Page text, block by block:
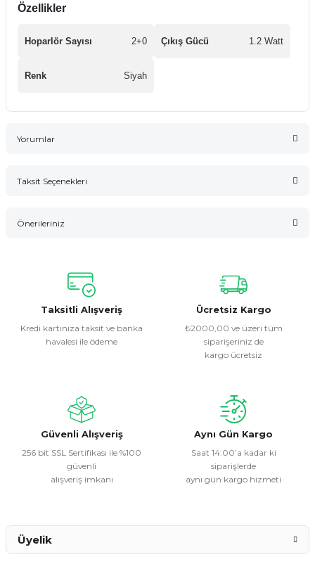
Özellikler
Hoparlör Sayısı 2+0 Çıkış Gücü 1.2 Watt
Renk Siyah
Yorumlar
Taksit Seçenekleri
Önerileriniz
konularda yetersiz gördüğünüz noktaları öneri formunu
kullanarak tarafımıza iletebilirsiniz.
Görüş ve önerileriniz için teşekkür ederiz.
Ürün resmi kalitesiz, bozuk veya görüntülenemiyor.
Ürün fiyatı diğer sitelerden daha pahalı.
Bu ürüne benzer farklı alternatifler olmalı.
Taksitli Alışveriş
Kredi kartınıza taksit ve banka
havalesi ile ödeme
Ücretsiz Kargo
₺2000,00 ve üzeri tüm
siparişeriniz de
kargo ücretsiz
Güvenli Alışveriş
256 bit SSL Sertifikası ile %100
güvenli
alışveriş imkanı
Aynı Gün Kargo
Saat 14:00’a kadar ki
siparişlerde
aynı gün kargo hizmeti
Üyelik